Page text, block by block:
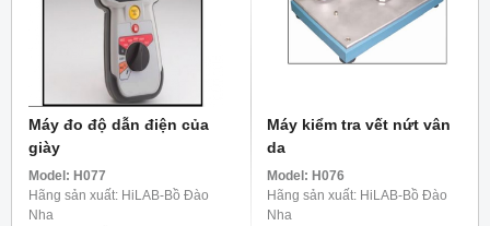
Máy đo độ dẫn điện của
giày
Model: H077
Hãng sản xuất: HiLAB-Bồ Đào
Nha
Máy kiểm tra vết nứt vân
da
Model: H076
Hãng sản xuất: HiLAB-Bồ Đào
Nha